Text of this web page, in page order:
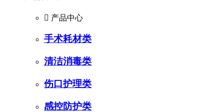
 产品中心
手术耗材类
清洁消毒类
伤口护理类
感控防护类